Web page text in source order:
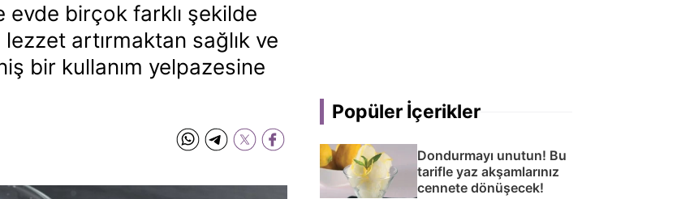
birçok farklı şekilde
artırmaktan sağlık ve
bir kullanım yelpazesine
Popüler İçerikler
Dondurmayı unutun! Bu
tarifle yaz akşamlarınız
cennete dönüşecek!